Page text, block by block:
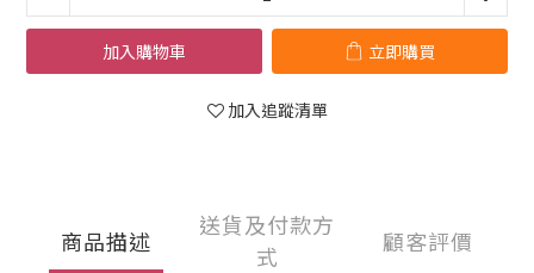
加入購物車 立即購買
加入追蹤清單
商品描述
送貨及付款方
式
顧客評價